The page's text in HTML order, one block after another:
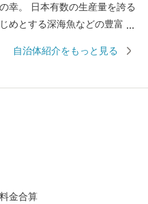
幸。 日本有数の生産量を誇る
めとする深海魚などの豊富な
。 いただいたご寄附は、沼津
自治体紹介をもっと見る
金合算